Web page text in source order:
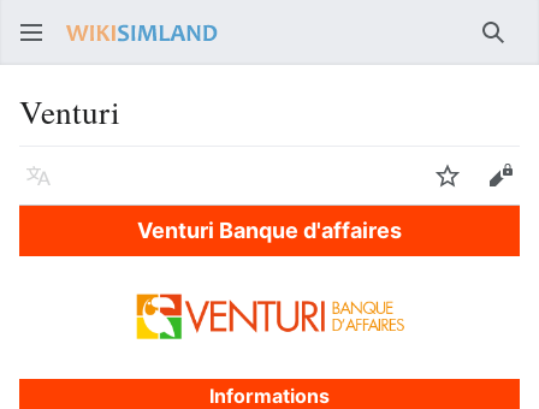
Venturi
Langue Suivre
Venturi Banque d'affaires
Informations